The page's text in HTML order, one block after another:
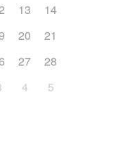
13
14
20
21
27
28
4 5